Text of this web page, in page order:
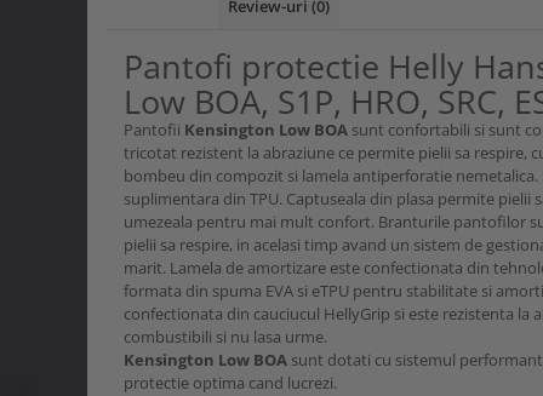
Echipamente trimeri ongloane
Masti protectie
Manusi protectie
Casti si antifoane protectie
Review-uri (0)
Pantofi protectie Helly
Low BOA, S1P, HRO, SRC,
Pantofii Kensington Low BOA sunt confortabili si sunt
tricotat rezistent la abraziune ce permite pielii sa respire,
bombeu din compozit si lamela antiperforatie
suplimentara din TPU. Captuseala din plasa permite pielii
umezeala pentru mai mult confort. Branturile pantofilor
pielii sa respire, in acelasi timp avand un sistem de
marit. Lamela de amortizare este confectionata din
formata din spuma EVA si eTPU pentru stabilitate si
confectionata din cauciucul HellyGrip si este rezistenta la
combustibili si nu lasa urme.
Kensington Low BOA sunt dotati cu sistemul performant
protectie optima cand lucrezi.